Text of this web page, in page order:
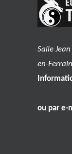
Salle
en-Ferrain
ou par e-